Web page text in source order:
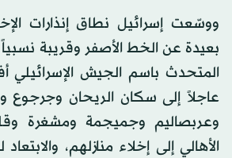
ووسّعت إسرائيل نطاق إنذارات
بعيدة عن الخط الأصفر وقريبة
المتحدث باسم الجيش الإسرائيلي
عاجلاً إلى سكان الريحان وجرجوع
وعربصاليم وجميجمة ومشغرة
الأهالي إلى إخلاء منازلهم،